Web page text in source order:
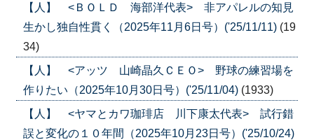
【人】 <ＢＯＬＤ 海部洋代表> 非アパレルの知見
生かし独自性貫く（2025年11月6日号）('25/11/11) (19
34)
【人】 <アッツ 山崎晶久ＣＥＯ> 野球の練習場を
作りたい（2025年10月30日号）('25/11/04) (1933)
【人】 <ヤマとカワ珈琲店 川下康太代表> 試行錯
誤と変化の１０年間（2025年10月23日号）('25/10/24)